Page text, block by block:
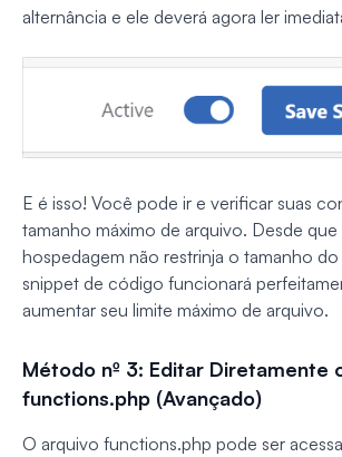
alternância e ele deverá agora ler
E é isso! Você pode ir e verificar suas
tamanho máximo de arquivo. Desde
hospedagem não restrinja o tamanho
snippet de código funcionará
aumentar seu limite máximo de arquivo.
Método nº 3: Editar Diretamente
functions.php (Avançado)
O arquivo functions.php pode ser